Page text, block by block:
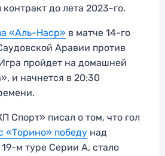
до лета 2023-го.
«Аль-Наср» в матче 14-го
Аравии против
пройдет на домашней
и начнется в 20:30
Спорт» писал о том, что гол
«Торино» победу над
м туре Серии А, стало